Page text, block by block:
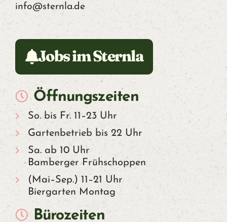
info@sternla.de
Jobs im Sternla
Öffnungszeiten
So. bis Fr. 11–23 Uhr
Gartenbetrieb bis 22 Uhr
Sa. ab 10 Uhr
Bamberger Frühschoppen
(Mai–Sep.) 11–21 Uhr
Biergarten Montag
Bürozeiten